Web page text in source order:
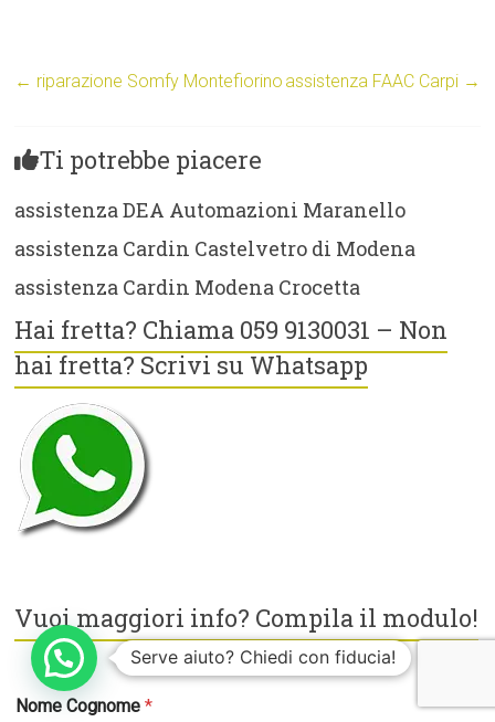
← riparazione Somfy Montefiorino assistenza FAAC Carpi →
Ti potrebbe piacere
assistenza DEA Automazioni Maranello
assistenza Cardin Castelvetro di Modena
assistenza Cardin Modena Crocetta
Hai fretta? Chiama 059 9130031 – Non
hai fretta? Scrivi su Whatsapp
Vuoi maggiori info? Compila il modulo!
Nome Cognome*
Serve aiuto? Chiedi con fiducia!